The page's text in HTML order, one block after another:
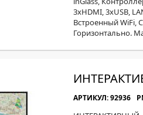
3xHDMI, 3хUSB,
Встроенный WiFi,
Горизонтально.
АРТИКУЛ: 92936